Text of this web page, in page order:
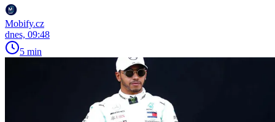
Mobify.cz
dnes, 09:48
5 min